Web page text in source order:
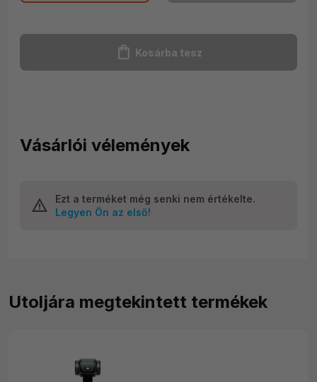
shopping_bag Kosárba tesz
Vásárlói vélemények
Ezt a terméket még senki nem értékelte.
Legyen Ön az első!
Utoljára megtekintett termékek